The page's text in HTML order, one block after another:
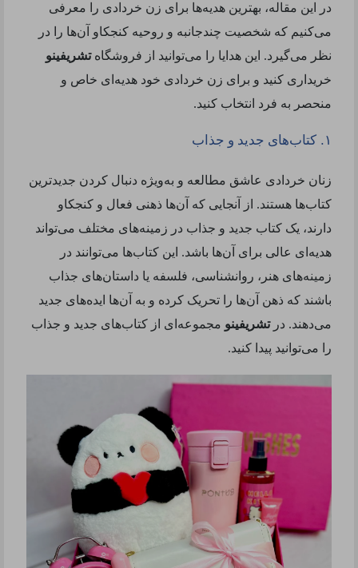
در این مقاله، بهترین هدیه‌ها برای زن خردادی را معرفی
می‌کنیم که شخصیت چندجانبه و روحیه کنجکاو آن‌ها را در
نظر می‌گیرد. این هدایا را می‌توانید از فروشگاهتشریفینو
خریداری کنید و برای زن خردادی خود هدیه‌ای خاص و
منحصر به فرد انتخاب کنید.
۱. کتاب‌های جدید و جذاب
زنان خردادی عاشق مطالعه و به‌ویژه دنبال کردن جدیدترین
کتاب‌ها هستند. از آنجایی که آن‌ها ذهنی فعال و کنجکاو
دارند، یک کتاب جدید و جذاب در زمینه‌های مختلف می‌تواند
هدیه‌ای عالی برای آن‌ها باشد. این کتاب‌ها می‌توانند در
زمینه‌های هنر، روانشناسی، فلسفه یا داستان‌های جذاب
باشند که ذهن آن‌ها را تحریک کرده و به آن‌ها ایده‌های جدید
می‌دهند. درتشریفینو مجموعه‌ای از کتاب‌های جدید و جذاب
را می‌توانید پیدا کنید.